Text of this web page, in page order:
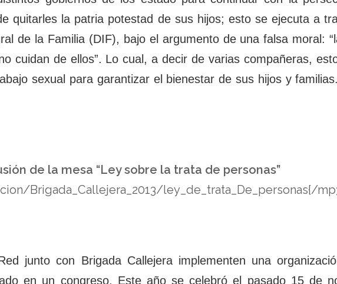
quitarles la patria potestad de sus hijos; esto se ejecuta a
de la Familia (DIF), bajo el argumento de una falsa moral:
cuidan de ellos”. Lo cual, a decir de varias compañeras,
sexual para garantizar el bienestar de sus hijos y
de la mesa “Ley sobre la trata de personas”
Brigada_Callejera_2013/ley_de_trata_De_personas{/
junto con Brigada Callejera implementen una
en un congreso. Este año se celebró el pasado 15 de